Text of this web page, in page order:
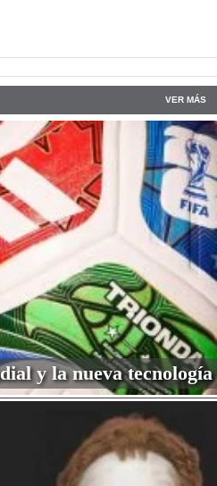
VER MÁS
y la nueva tecnología